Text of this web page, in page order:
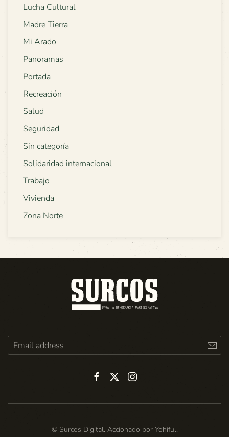
Lucha Cultural
Madre Tierra
Mi Arado
Panoramas
Portada
Recreación
Salud
Seguridad
Sin categoría
Solidaridad internacional
Trabajo
Vivienda
Zona Norte
© Surcos Digital. Accionado por Yohiful.